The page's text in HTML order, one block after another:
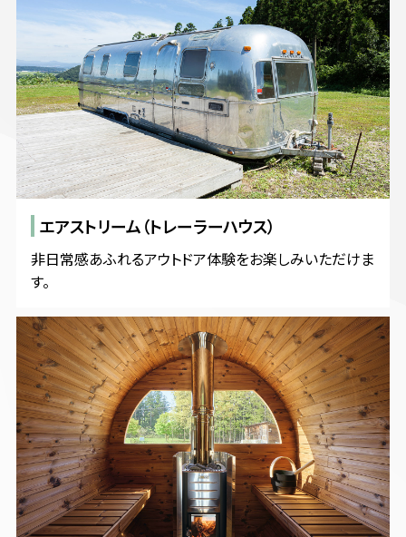
エアストリーム（トレーラーハウス）
非日常感あふれるアウトドア体験をお楽しみいただけま
す。